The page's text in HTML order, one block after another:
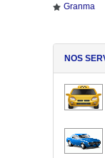
Granma
NOS